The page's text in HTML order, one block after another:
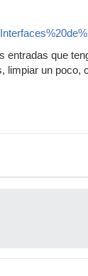
entradas que
un poco,